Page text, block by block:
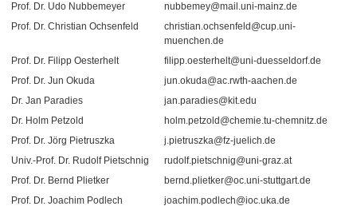
Prof. Dr. Udo Nubbemeyer
nubbemey@mail.uni-mainz.de
Prof. Dr. Christian Ochsenfeld
christian.ochsenfeld@cup.uni-
muenchen.de
Prof. Dr. Filipp Oesterhelt
filipp.oesterhelt@uni-duesseldorf.de
Prof. Dr. Jun Okuda
jun.okuda@ac.rwth-aachen.de
Dr. Jan Paradies
jan.paradies@kit.edu
Dr. Holm Petzold
holm.petzold@chemie.tu-chemnitz.de
Prof. Dr. Jörg Pietruszka
j.pietruszka@fz-juelich.de
Univ.-Prof. Dr. Rudolf Pietschnig
rudolf.pietschnig@uni-graz.at
Prof. Dr. Bernd Plietker
bernd.plietker@oc.uni-stuttgart.de
Prof. Dr. Joachim Podlech
joachim.podlech@ioc.uka.de